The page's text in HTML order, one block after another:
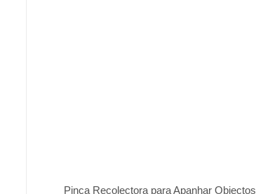
Pinça Recolectora para Apanhar Objectos